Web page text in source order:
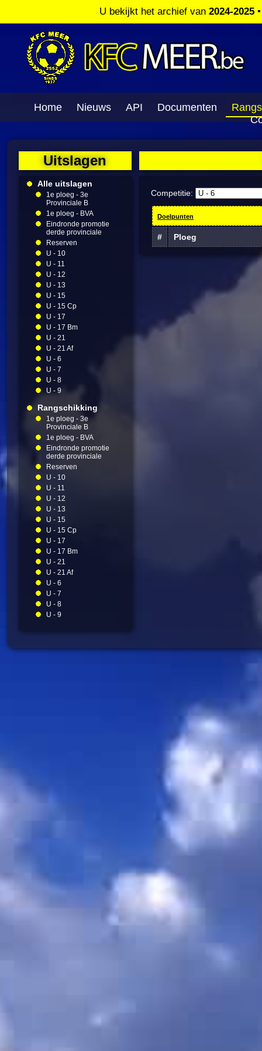
U bekijkt het archief van 2024-2025
Home Nieuws API Documenten
Uitslagen
Alle uitslagen
1e ploeg - 3e
Provinciale B
1e ploeg - BVA
Eindronde promotie
derde provinciale
Reserven
U - 10
U - 11
U - 12
U - 13
U - 15
U - 15 Cp
U - 17
U - 17 Bm
U - 21
U - 21 Af
U - 6
U - 7
U - 8
U - 9
Rangschikking
1e ploeg - 3e
Provinciale B
1e ploeg - BVA
Eindronde promotie
derde provinciale
Reserven
U - 10
U - 11
U - 12
U - 13
U - 15
U - 15 Cp
U - 17
U - 17 Bm
U - 21
U - 21 Af
U - 6
U - 7
U - 8
U - 9
Competitie:
Doelpunten
# Ploeg